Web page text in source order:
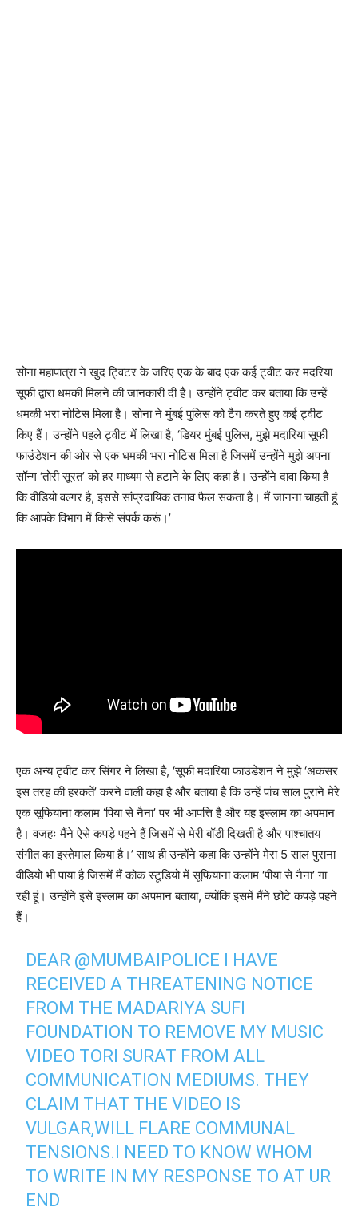
सोना महापात्रा ने खुद ट्विटर के जरिए एक के बाद एक कई ट्वीट कर मदरिया
सूफी द्वारा धमकी मिलने की जानकारी दी है। उन्होंने ट्वीट कर बताया कि उन्हें
धमकी भरा नोटिस मिला है। सोना ने मुंबई पुलिस को टैग करते हुए कई ट्वीट
किए हैं। उन्होंने पहले ट्वीट में लिखा है, ‘डियर मुंबई पुलिस, मुझे मदारिया सूफी
फाउंडेशन की ओर से एक धमकी भरा नोटिस मिला है जिसमें उन्होंने मुझे अपना
सॉन्ग ‘तोरी सूरत’ को हर माध्यम से हटाने के लिए कहा है। उन्होंने दावा किया है
कि वीडियो वल्गर है, इससे सांप्रदायिक तनाव फैल सकता है। मैं जानना चाहती हूं
कि आपके विभाग में किसे संपर्क करूं।’
एक अन्य ट्वीट कर सिंगर ने लिखा है, ‘सूफी मदारिया फाउंडेशन ने मुझे ‘अकसर
इस तरह की हरकतें’ करने वाली कहा है और बताया है कि उन्हें पांच साल पुराने मेरे
एक सूफियाना कलाम ‘पिया से नैना’ पर भी आपत्ति है और यह इस्लाम का अपमान
है। वजहः मैंने ऐसे कपड़े पहने हैं जिसमें से मेरी बॉडी दिखती है और पाश्चातय
संगीत का इस्तेमाल किया है।’ साथ ही उन्होंने कहा कि उन्होंने मेरा 5 साल पुराना
वीडियो भी पाया है जिसमें मैं कोक स्टूडियो में सूफियाना कलाम ‘पीया से नैना’ गा
रही हूं। उन्होंने इसे इस्लाम का अपमान बताया, क्योंकि इसमें मैंने छोटे कपड़े पहने
हैं।
DEAR @MUMBAIPOLICE I HAVE
RECEIVED A THREATENING NOTICE
FROM THE MADARIYA SUFI
FOUNDATION TO REMOVE MY MUSIC
VIDEO TORI SURAT FROM ALL
COMMUNICATION MEDIUMS. THEY
CLAIM THAT THE VIDEO IS
VULGAR,WILL FLARE COMMUNAL
TENSIONS.I NEED TO KNOW WHOM
TO WRITE IN MY RESPONSE TO AT UR
END